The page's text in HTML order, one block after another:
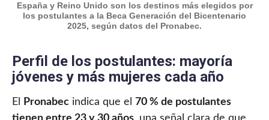
España y Reino Unido son los destinos más elegidos por
los postulantes a la Beca Generación del Bicentenario
2025, según datos del Pronabec.
Perfil de los postulantes: mayoría
jóvenes y más mujeres cada año
El Pronabec indica que el
70 % de postulantes